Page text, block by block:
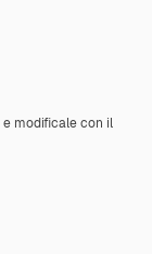
e modificale con il